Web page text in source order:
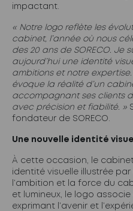
impactant.
« Notre logo reflète les
cabinet, l’année où nous
des 20 ans de SORECO. Je
aujourd’hui une identité
ambitions et notre
évoque la réalité d’un
accompagnant ses clients
avec précision et fiabilité. »
fondateur de SORECO.
Une nouvelle identité
À cette occasion, le
identité visuelle illustrée
l’ambition et la force du
et lumineux, le logo
exprimant l’avenir et